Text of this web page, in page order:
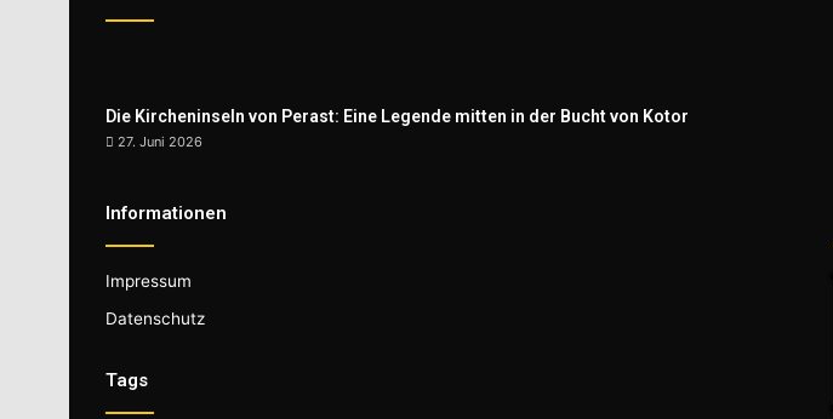
Die Kircheninseln von Perast: Eine Legende mitten in der Bucht von Kotor
27. Juni 2026
Informationen
Impressum
Datenschutz
Tags